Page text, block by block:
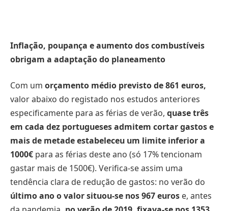
Inflação, poupança e aumento dos combustíveis
obrigam a adaptação do planeamento
Com um orçamento médio previsto de 861 euros,
valor abaixo do registado nos estudos anteriores
especificamente para as férias de verão, quase três
em cada dez portugueses admitem cortar gastos e
mais de metade estabeleceu um limite inferior a
1000€ para as férias deste ano (só 17% tencionam
gastar mais de 1500€). Verifica-se assim uma
tendência clara de redução de gastos: no verão do
último ano o valor situou-se nos 967 euros e, antes